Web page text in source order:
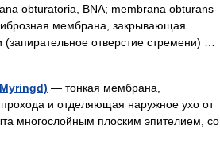
obturatoria, BNA; membrana obturans
мембрана, закрывающая
отверстие стремени) …
— тонкая мембрана,
прохода и отделяющая наружное ухо от
многослойным плоским эпителием, со